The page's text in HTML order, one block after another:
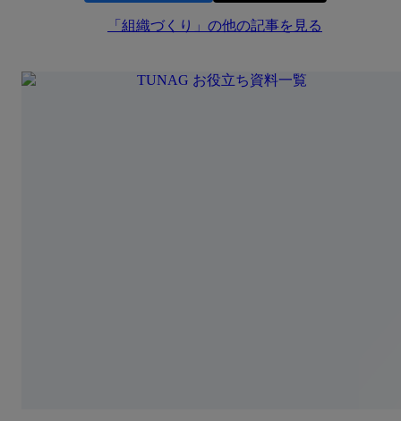
「 組織づくり 」の他の記事を見る